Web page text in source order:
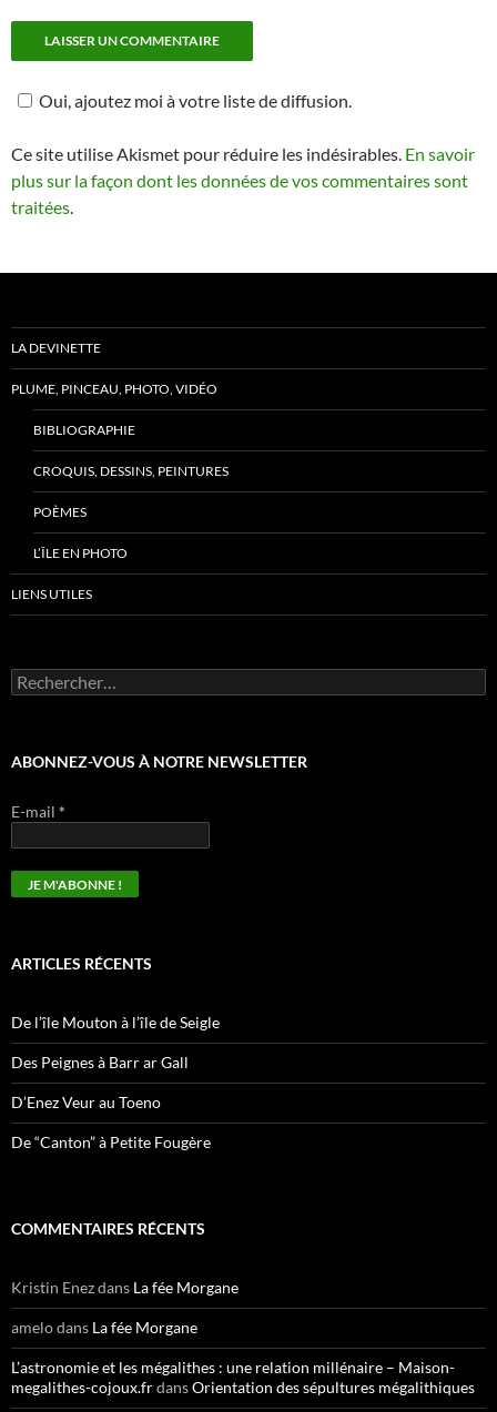
Oui, ajoutez moi à votre liste de diffusion.
Ce site utilise Akismet pour réduire les indésirables. En savoir
plus sur la façon dont les données de vos commentaires sont
traitées.
LA DEVINETTE
PLUME, PINCEAU, PHOTO, VIDÉO
BIBLIOGRAPHIE
CROQUIS, DESSINS, PEINTURES
POÈMES
L’ÎLE EN PHOTO
LIENS UTILES
Rechercher :
ABONNEZ-VOUS À NOTRE NEWSLETTER
E-mail *
ARTICLES RÉCENTS
De l’île Mouton à l’île de Seigle
Des Peignes à Barr ar Gall
D’Enez Veur au Toeno
De “Canton” à Petite Fougère
COMMENTAIRES RÉCENTS
Kristin Enezdans La fée Morgane
amelodans La fée Morgane
L’astronomie et les mégalithes : une relation millénaire – Maison-
megalithes-cojoux.frdansOrientation des sépultures mégalithiques